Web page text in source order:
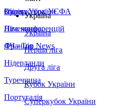
Збірна України
Італія
Німеччина
Франція
Нідерланди
Туреччина
Португалія
Суперкубок УЄФА
Ліга конференцій
ЛЧ - Top News
Україна
Україна
Перша ліга
Друга ліга
Кубок України
Суперкубок України